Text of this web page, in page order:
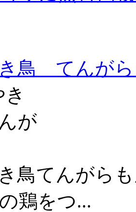
鳥 てんが
鳥てんがら
鶏をつ...